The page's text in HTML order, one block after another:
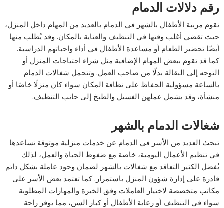
رقم دلالات الدمام
تقوم مربية الأطفال بالشهر في الدمام بالعديد من المهام داخل المنزل،
حيث تقضي أغلب وقتها في التنظيف والعناية بالمكان. وقد يُطلب منها
أيضًا تحضير الطعام أو مساعدة الأطفال في أداء واجباتهم الدراسية.
كما قد تقوم ببعض المهام الإضافية مثل شراء احتياجات المنزل أو
التوجه إلى البقالة بدلًا من صاحب العمل. وتتحمل شغالات الدمام
بالساعة مسؤولية الحفاظ على نظافة المكان سواء كان منزلًا خاصًا أو
منشأة، وقد يشمل عملهن الغسيل والطبخ إلى جانب التنظيف.
شغالات الدمام بالشهر
تبحث العديد من الأسر في الدمام عن خدمات منزلية موثوقة تساعدها
في تنظيم الأعمال اليومية، خاصة مع ضغوط الحياة والعمل، لذلك
يُفضل الكثير التعاقد مع شغالات بالشهر لضمان وجود عاملة بشكل دائم
قادرة على إدارة شؤون المنزل باستمرار. كما تعتمد بعض الأسر على
مكاتب متخصصة لاختيار العاملات وفق الخبرة والمهارات المطلوبة
سواء في التنظيف أو رعاية الأطفال أو كبار السن، مما يوفر راحة